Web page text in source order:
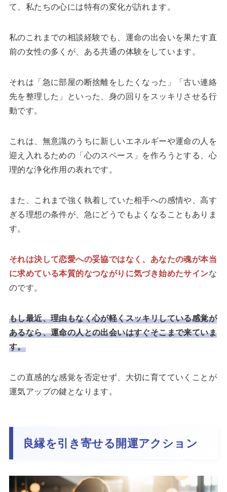
て、私たちの心には特有の変化が訪れます。
私のこれまでの相談経験でも、運命の出会いを果たす直
前の女性の多くが、ある共通の体験をしています。
それは「急に部屋の断捨離をしたくなった」「古い連絡
先を整理した」といった、身の回りをスッキリさせる行
動です。
これは、無意識のうちに新しいエネルギーや運命の人を
迎え入れるための「心のスペース」を作ろうとする、心
理的な浄化作用の表れです。
また、これまで強く執着していた相手への感情や、高す
ぎる理想の条件が、急にどうでもよくなることもありま
す。
それは決して恋愛への妥協ではなく、あなたの魂が本当
に求めている本質的なつながりに気づき始めたサインな
のです。
もし最近、理由もなく心が軽くスッキリしている感覚が
あるなら、運命の人との出会いはすぐそこまで来ていま
す。
この直感的な感覚を否定せず、大切に育てていくことが
運気アップの鍵となります。
良縁を引き寄せる開運アクション